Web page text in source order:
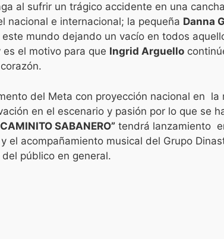
al sufrir un trágico accidente en una
nacional e internacional; la pequeña Danna
mundo dejando un vacío en todos
es el motivo para que Ingrid Arguello
del Meta con proyección nacional en la
en el escenario y pasión por lo que se
SABANERO” tendrá lanzamiento
y el acompañamiento musical del Grupo
público en general.